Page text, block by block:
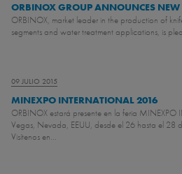
ORBINOX GROUP ANNOUNCES NEW
ORBINOX, market leader in the production of
segments and water treatment applications, is
09 JULIO 2015
MINEXPO INTERNATIONAL 2016
ORBINOX estará presente en la feria MINEXPO
Vegas, Nevada, EEUU, desde el 26 hasta el 28
Visítenos en...